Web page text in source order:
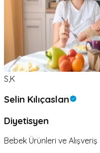
S,K
Selin Kılıçaslan
Diyetisyen
Bebek Ürünleri ve Alışveriş